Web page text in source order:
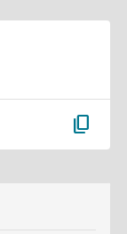
content_copy